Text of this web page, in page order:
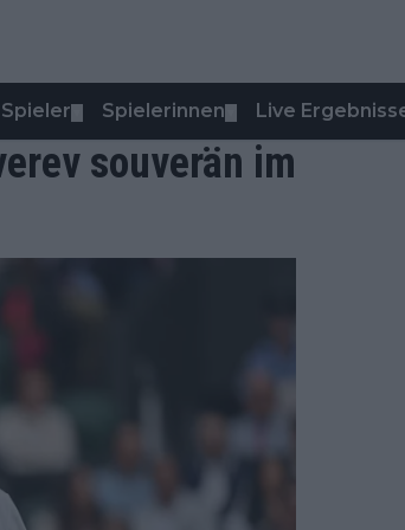
Spieler Spielerinnen Live
souverän im